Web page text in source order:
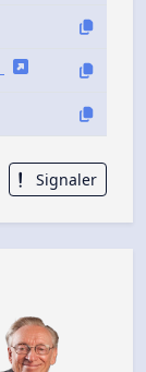
Signaler